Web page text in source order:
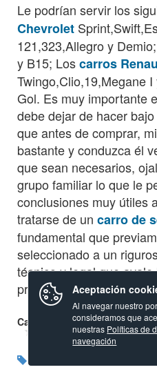
Le podrían servir los
Chevrolet
121,323,Allegro y
y B15; Loscarros
Twingo,Clio,19,Megane
Gol. Es muy importante
debe dejar de hacer
que antes de comprar,
bastante y conduzca él
que sean necesarios,
grupo familiar lo que le
conclusiones muy útiles
tratarse de un carro de
fundamental que
seleccionado a un
técnico y legal que
problemas futuros.
Calificación:
Aceptación
Al navegar nuestro
consideramos que
nuestras Políticas de
navegación